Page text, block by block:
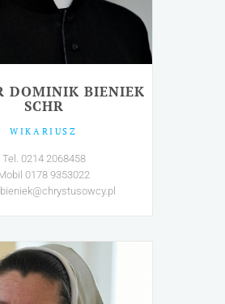
DOMINIK BIENIEK
SCHR
WIKARIUSZ
Tel. 0214 2068458
0178 9353022